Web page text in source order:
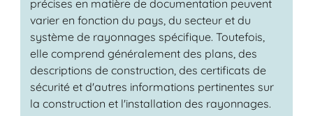
précises en matière de documentation peuvent
varier en fonction du pays, du secteur et du
système de rayonnages spécifique. Toutefois,
elle comprend généralement des plans, des
descriptions de construction, des certificats de
sécurité et d'autres informations pertinentes sur
la construction et l'installation des rayonnages.